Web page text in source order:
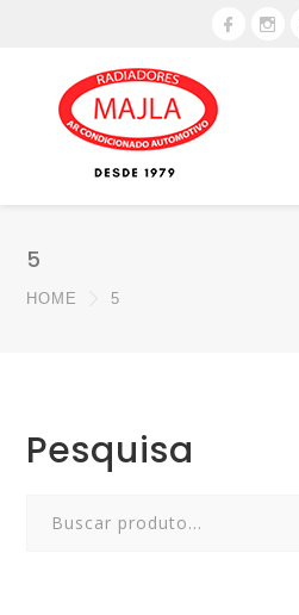
5
HOME 5
Pesquisa